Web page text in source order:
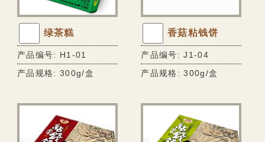
绿茶糕
产品编号: H1-01
产品规格: 300g/盒
香菇粘钱饼
产品编号: J1-04
产品规格: 300g/盒